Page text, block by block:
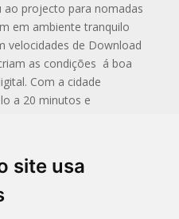
site usa
ao projecto para nomadas
em ambiente tranquilo
velocidades de Download
as condições á boa
Com a cidade
a 20 minutos e
pratica de kitsurf, surf
da Quinta
kayak, cavalos,
enquanto trabalha.
a sustentabilidade
e o centro da vila de